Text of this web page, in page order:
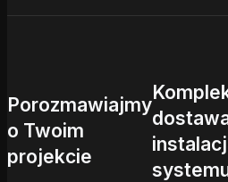
Porozmawiajmy
o Twoim
projekcie